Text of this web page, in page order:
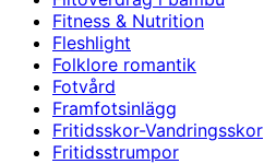
Fitness & Nutrition
Fleshlight
Folklore romantik
Fotvård
Framfotsinlägg
Fritidsskor-Vandringsskor
Fritidsstrumpor